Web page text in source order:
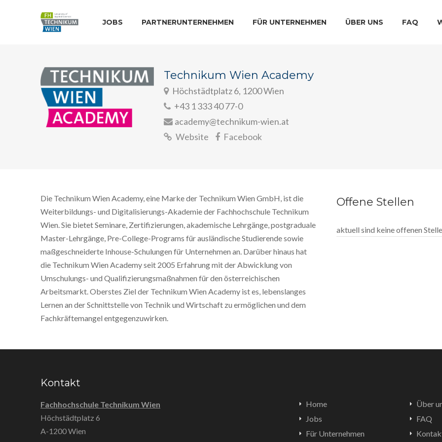
JOBS PARTNERUNTERNEHMEN FÜR UNTERNEHMEN ÜBER UNS FAQ
Technikum Wien Academy
Höchstädtplatz 6, 1200 Wien
+43 1 333 40 77-0
academy@technikum-wien.at
Website
Facebook
Die Technikum Wien Academy, eine Marke der Technikum Wien GmbH, ist die
Weiterbildungs- und Digitalisierungs-Akademie der Fachhochschule Technikum
Wien. Sie bietet Seminare, Zertifizierungen, akademische Lehrgänge, postgraduale
Master-Lehrgänge, Pre-College-Programs für ausländische Studierende sowie
maßgeschneiderte Inhouse-Schulungen für Unternehmen an. Darüber hinaus hat
die Technikum Wien Academy seit 2005 Erfahrung mit der Abwicklung von
Umschulungs- und Qualifizierungsmaßnahmen für den österreichischen
Arbeitsmarkt. Oberstes Ziel der Technikum Wien Academy ist es, lebenslanges
Lernen an der Schnittstelle von Technik und Wirtschaft zu ermöglichen und dem
Fachkräftemangel entgegenzuwirken.
Offene Stellen
aktuell sind keine offenen
Kontakt
Fachhochschule Technikum Wien
Höchstädtplatz 6
A-1200 Wien
Home
Jobs
Für Unternehmen
Über
FAQ